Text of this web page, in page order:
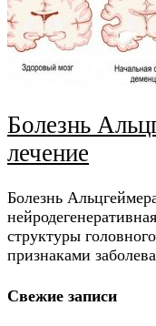
Болезнь
лечение
Болезнь
структуры
признаками
Свежие записи